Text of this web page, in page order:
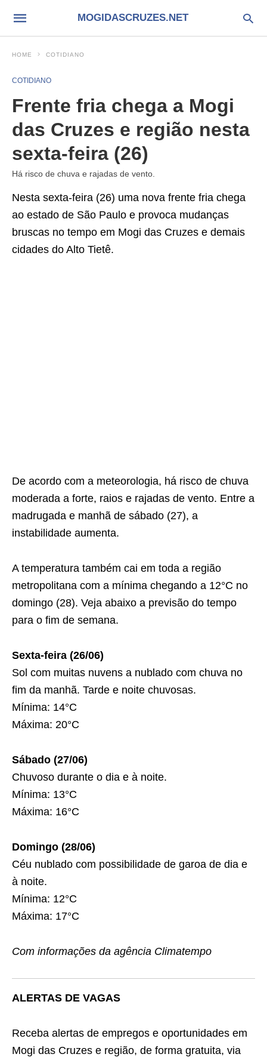
MOGIDASCRUZES.NET
HOME COTIDIANO
COTIDIANO
Frente fria chega a Mogi
das Cruzes e região nesta
sexta-feira (26)
Há risco de chuva e rajadas de vento.
Nesta sexta-feira (26) uma nova frente fria chega
ao estado de São Paulo e provoca mudanças
bruscas no tempo em Mogi das Cruzes e demais
cidades do Alto Tietê.
De acordo com a meteorologia, há risco de chuva
moderada a forte, raios e rajadas de vento. Entre a
madrugada e manhã de sábado (27), a
instabilidade aumenta.
A temperatura também cai em toda a região
metropolitana com a mínima chegando a 12°C no
domingo (28). Veja abaixo a previsão do tempo
para o fim de semana.
Sexta-feira (26/06)
Sol com muitas nuvens a nublado com chuva no
fim da manhã. Tarde e noite chuvosas.
Mínima: 14°C
Máxima: 20°C
Sábado (27/06)
Chuvoso durante o dia e à noite.
Mínima: 13°C
Máxima: 16°C
Domingo (28/06)
Céu nublado com possibilidade de garoa de dia e
à noite.
Mínima: 12°C
Máxima: 17°C
Com informações da agência Climatempo
ALERTAS DE VAGAS
Receba alertas de empregos e oportunidades em
Mogi das Cruzes e região, de forma gratuita, via